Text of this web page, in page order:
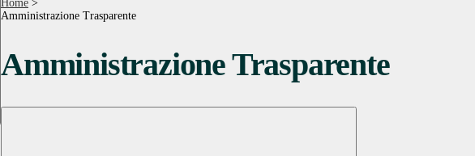
Home >
Amministrazione Trasparente
Amministrazione Trasparente